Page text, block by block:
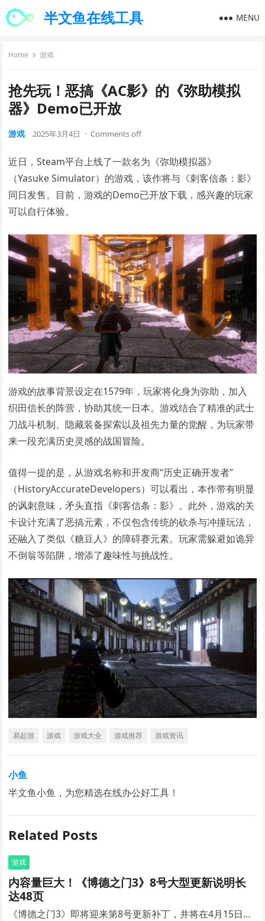
半文鱼在线工具 MENU
Home 游戏
抢先玩！恶搞《AC影》的《弥助模拟
器》Demo已开放
游戏 2025年3月4日 · Comments off
近日，Steam平台上线了一款名为《弥助模拟器》
（Yasuke Simulator）的游戏，该作将与《刺客信条：影》
同日发售。目前，游戏的Demo已开放下载，感兴趣的玩家
可以自行体验。
游戏的故事背景设定在1579年，玩家将化身为弥助，加入
织田信长的阵营，协助其统一日本。游戏结合了精准的武士
刀战斗机制、隐藏装备探索以及祖先力量的觉醒，为玩家带
来一段充满历史灵感的战国冒险。
值得一提的是，从游戏名称和开发商“历史正确开发者”
（HistoryAccurateDevelopers）可以看出，本作带有明显
的讽刺意味，矛头直指《刺客信条：影》。此外，游戏的关
卡设计充满了恶搞元素，不仅包含传统的砍杀与冲撞玩法，
还融入了类似《糖豆人》的障碍赛元素。玩家需躲避如诡异
不倒翁等陷阱，增添了趣味性与挑战性。
易起游 游戏 游戏大全 游戏推荐 游戏资讯
小鱼
半文鱼小鱼，为您精选在线办公好工具！
Related Posts
游戏
内容量巨大！《博德之门3》8号大型更新说明长
达48页
《博德之门3》即将迎来第8号更新补丁，并将在4月15日…